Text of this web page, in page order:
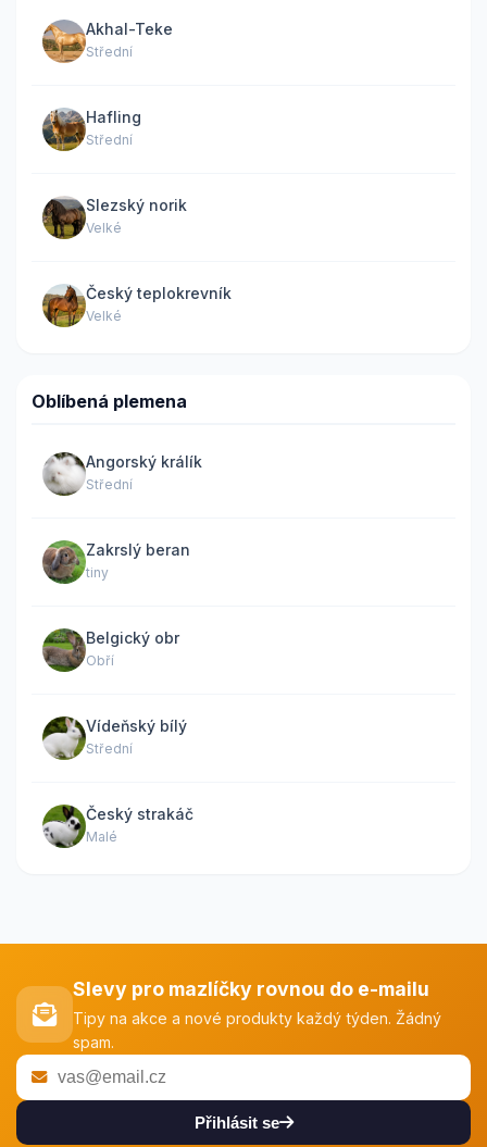
Akhal-Teke
Střední
Hafling
Střední
Slezský norik
Velké
Český teplokrevník
Velké
Oblíbená plemena
Angorský králík
Střední
Zakrslý beran
tiny
Belgický obr
Obří
Vídeňský bílý
Střední
Český strakáč
Malé
Slevy pro mazlíčky rovnou do e-mailu
Tipy na akce a nové produkty každý týden. Žádný
spam.
Přihlásit se